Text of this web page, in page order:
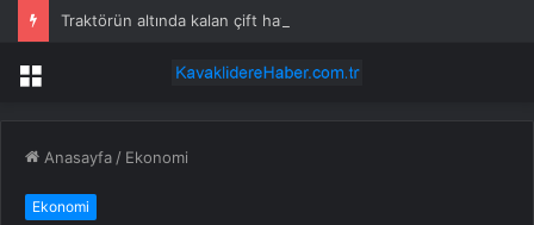
Traktörün altında kalan çift hayatını kaybetti
Menü
Anasayfa / Ekonomi
Ekonomi